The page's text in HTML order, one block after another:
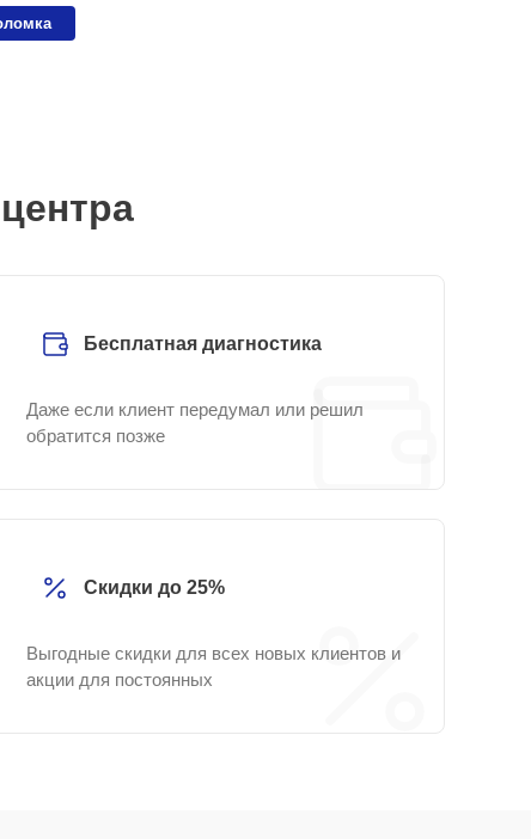
Бесплатная диагностика
Даже если клиент передумал или решил
обратится позже
Скидки до 25%
Выгодные скидки для всех новых клиентов и
акции для постоянных